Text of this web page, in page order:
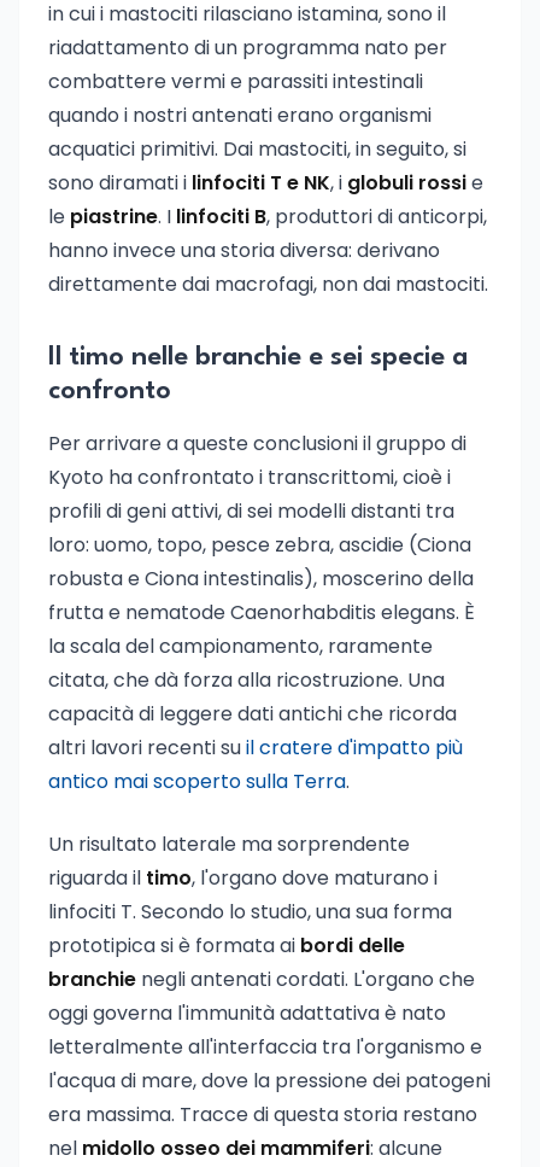
in cui i mastociti rilasciano istamina, sono il
riadattamento di un programma nato per
combattere vermi e parassiti intestinali
quando i nostri antenati erano organismi
acquatici primitivi. Dai mastociti, in seguito, si
sono diramati i linfociti T e NK, i globuli rossie
le piastrine. I linfociti B, produttori di anticorpi,
hanno invece una storia diversa: derivano
direttamente dai macrofagi, non dai mastociti.
Il timo nelle branchie e sei specie a
confronto
Per arrivare a queste conclusioni il gruppo di
Kyoto ha confrontato i transcrittomi, cioè i
profili di geni attivi, di sei modelli distanti tra
loro: uomo, topo, pesce zebra, ascidie (Ciona
robusta e Ciona intestinalis), moscerino della
frutta e nematode Caenorhabditis elegans. È
la scala del campionamento, raramente
citata, che dà forza alla ricostruzione. Una
capacità di leggere dati antichi che ricorda
altri lavori recenti suil cratere d'impatto più
antico mai scoperto sulla Terra.
Un risultato laterale ma sorprendente
riguarda il timo, l'organo dove maturano i
linfociti T. Secondo lo studio, una sua forma
prototipica si è formata ai bordi delle
branchie negli antenati cordati. L'organo che
oggi governa l'immunità adattativa è nato
letteralmente all'interfaccia tra l'organismo e
l'acqua di mare, dove la pressione dei patogeni
era massima. Tracce di questa storia restano
nel midollo osseo dei mammiferi: alcune